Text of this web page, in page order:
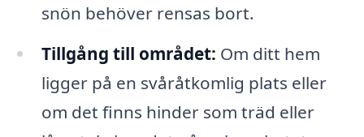
snön behöver rensas bort.
Tillgång till området: Om ditt hem
ligger på en svåråtkomlig plats eller
om det finns hinder som träd eller